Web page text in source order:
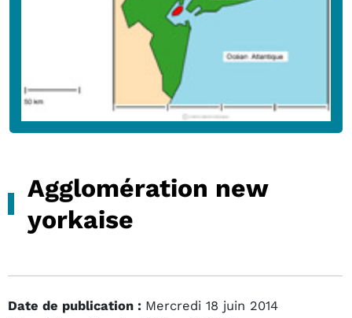
Agglomération new
yorkaise
Date de publication : Mercredi 18 juin 2014